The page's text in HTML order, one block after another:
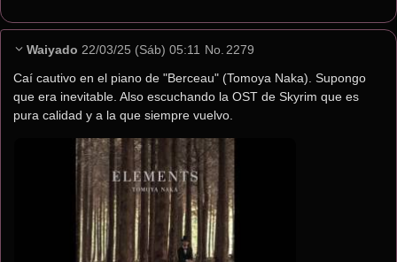
Waiyado 22/03/25 (Sáb) 05:11 No. 2279
Caí cautivo en el piano de "Berceau" (Tomoya Naka). Supongo
que era inevitable. Also escuchando la OST de Skyrim que es
pura calidad y a la que siempre vuelvo.